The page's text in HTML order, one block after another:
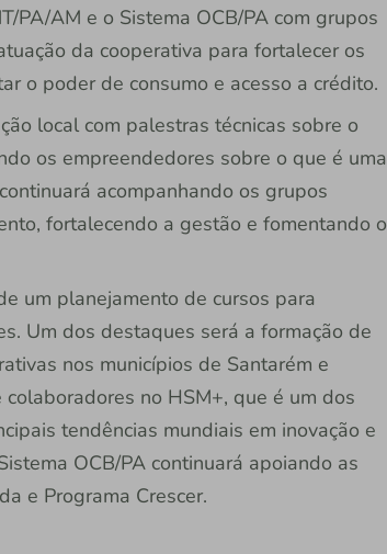
PA/AM e o Sistema OCB/PA com grupos
da cooperativa para fortalecer os
o poder de consumo e acesso a crédito.
local com palestras técnicas sobre o
os empreendedores sobre o que é uma
acompanhando os grupos
fortalecendo a gestão e fomentando o
um planejamento de cursos para
Um dos destaques será a formação de
nos municípios de Santarém e
no HSM+, que é um dos
tendências mundiais em inovação e
OCB/PA continuará apoiando as
e Programa Crescer.